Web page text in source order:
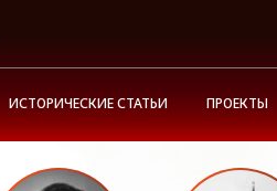
ИСТОРИЧЕСКИЕ СТАТЬИ ПРОЕКТЫ